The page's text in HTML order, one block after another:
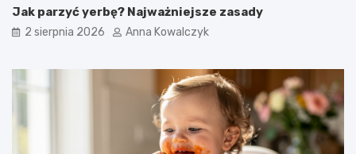
Jak parzyć yerbę? Najważniejsze zasady
2 sierpnia 2026 Anna Kowalczyk